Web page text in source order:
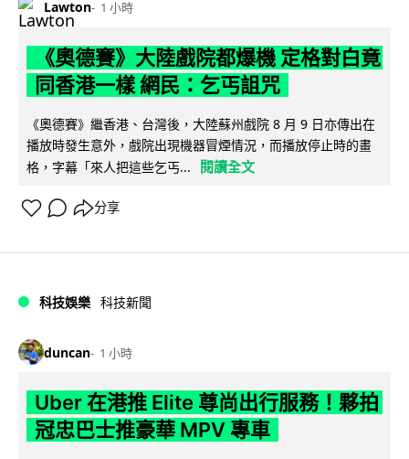
Lawton 1 小時
《奧德賽》大陸戲院都爆機 定格對白竟
同香港一樣 網民：乞丐詛咒
《奧德賽》繼香港、台灣後，大陸蘇州戲院 8 月 9 日亦傳出在
播放時發生意外，戲院出現機器冒煙情況，而播放停止時的畫
格，字幕「來人把這些乞丐...
閱讀全文
分享
科技娛樂 科技新聞
duncan 1 小時
Uber 在港推 Elite 尊尚出行服務！夥拍
冠忠巴士推豪華 MPV 專車